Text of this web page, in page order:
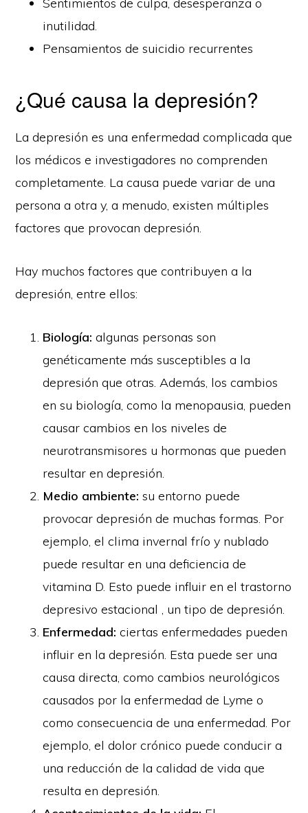
inutilidad.
Pensamientos de suicidio recurrentes
¿Qué causa la depresión?
La depresión es una enfermedad complicada que
los médicos e investigadores no comprenden
completamente. La causa puede variar de una
persona a otra y, a menudo, existen múltiples
factores que provocan depresión.
Hay muchos factores que contribuyen a la
depresión, entre ellos:
Biología: algunas personas son
genéticamente más susceptibles a la
depresión que otras. Además, los cambios
en su biología, como la menopausia, pueden
causar cambios en los niveles de
neurotransmisores u hormonas que pueden
resultar en depresión.
Medio ambiente: su entorno puede
provocar depresión de muchas formas. Por
ejemplo, el clima invernal frío y nublado
puede resultar en una deficiencia de
vitamina D. Esto puede influir en el trastorno
depresivo estacional , un tipo de depresión.
Enfermedad: ciertas enfermedades pueden
influir en la depresión. Esta puede ser una
causa directa, como cambios neurológicos
causados por la enfermedad de Lyme o
como consecuencia de una enfermedad. Por
ejemplo, el dolor crónico puede conducir a
una reducción de la calidad de vida que
resulta en depresión.